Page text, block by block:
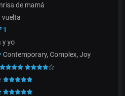
de mamá
vuelta
1
y yo
Contemporary, Complex, Joy